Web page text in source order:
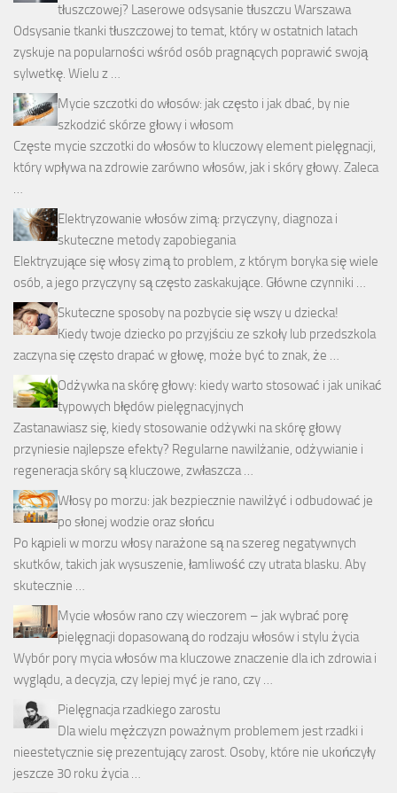
tłuszczowej? Laserowe odsysanie tłuszczu Warszawa
Odsysanie tkanki tłuszczowej to temat, który w ostatnich latach
zyskuje na popularności wśród osób pragnących poprawić swoją
sylwetkę. Wielu z …
Mycie szczotki do włosów: jak często i jak dbać, by nie
szkodzić skórze głowy i włosom
Częste mycie szczotki do włosów to kluczowy element pielęgnacji,
który wpływa na zdrowie zarówno włosów, jak i skóry głowy. Zaleca
…
Elektryzowanie włosów zimą: przyczyny, diagnoza i
skuteczne metody zapobiegania
Elektryzujące się włosy zimą to problem, z którym boryka się wiele
osób, a jego przyczyny są często zaskakujące. Główne czynniki …
Skuteczne sposoby na pozbycie się wszy u dziecka!
Kiedy twoje dziecko po przyjściu ze szkoły lub przedszkola
zaczyna się często drapać w głowę, może być to znak, że …
Odżywka na skórę głowy: kiedy warto stosować i jak unikać
typowych błędów pielęgnacyjnych
Zastanawiasz się, kiedy stosowanie odżywki na skórę głowy
przyniesie najlepsze efekty? Regularne nawilżanie, odżywianie i
regeneracja skóry są kluczowe, zwłaszcza …
Włosy po morzu: jak bezpiecznie nawilżyć i odbudować je
po słonej wodzie oraz słońcu
Po kąpieli w morzu włosy narażone są na szereg negatywnych
skutków, takich jak wysuszenie, łamliwość czy utrata blasku. Aby
skutecznie …
Mycie włosów rano czy wieczorem – jak wybrać porę
pielęgnacji dopasowaną do rodzaju włosów i stylu życia
Wybór pory mycia włosów ma kluczowe znaczenie dla ich zdrowia i
wyglądu, a decyzja, czy lepiej myć je rano, czy …
Pielęgnacja rzadkiego zarostu
Dla wielu mężczyzn poważnym problemem jest rzadki i
nieestetycznie się prezentujący zarost. Osoby, które nie ukończyły
jeszcze 30 roku życia …